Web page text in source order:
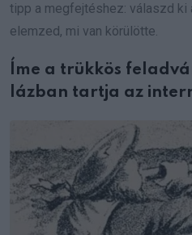
tipp a megfejtéshez: válaszd ki
elemzed, mi van körülötte.
Íme a trükkös
lázban tartja az